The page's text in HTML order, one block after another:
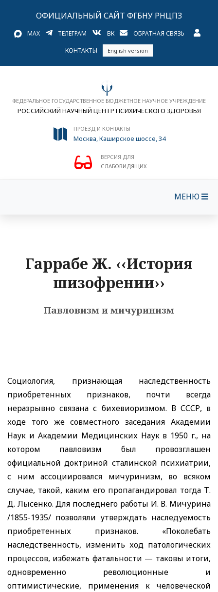
ОФИЦИАЛЬНЫЙ САЙТ ФГБНУ РНЦПЗ
MAX ТЕЛЕГРАМ ВК ОБРАТНАЯ СВЯЗЬ
КОНТАКТЫ English version
ФЕДЕРАЛЬНОЕ ГОСУДАРСТВЕННОЕ БЮДЖЕТНОЕ НАУЧНОЕ УЧРЕЖДЕНИЕ
РОССИЙСКИЙ НАУЧНЫЙ ЦЕНТР ПСИХИЧЕСКОГО ЗДОРОВЬЯ
ПРОЕЗД И КОНТАКТЫ
Москва, Каширское шоссе, 34
ВЕРСИЯ ДЛЯ
СЛАБОВИДЯЩИХ
МЕНЮ
Гаррабе Ж. ‹‹История
шизофрении››
Павловизм и мичуринизм
Социология, признающая наследственность
приобретенных признаков, почти всегда
неразрывно связана с бихевиоризмом. В СССР, в
ходе того же совместного заседания Академии
Наук и Академии Медицинских Наук в 1950 г., на
котором павловизм был провозглашен
официальной доктриной сталинской психиатрии,
с ним ассоциировался мичуринизм, во всяком
случае, такой, каким его пропагандировал тогда Т.
Д. Лысенко. Для последнего работы И. В. Мичурина
/1855-1935/ позволяли утверждать наследуемость
приобретенных признаков. «Поколебать
наследственность, изменить ход патологических
процессов, избежать фатальности — таковы итоги,
одновременно революционные и
оптимистические, применения к человеческой